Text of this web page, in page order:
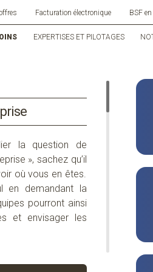
Facturation électronique BSF
EXPERTISES ET PILOTAGES
er la question de
», sachez qu’il
où vous en êtes.
en demandant la
pourrontainsi
et envisager les